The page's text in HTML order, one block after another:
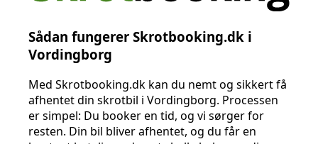
Sådan fungerer Skrotbooking.dk i
Vordingborg
Med Skrotbooking.dk kan du nemt og sikkert få
afhentet din skrotbil i Vordingborg. Processen
er simpel: Du booker en tid, og vi sørger for
resten. Din bil bliver afhentet, og du får en